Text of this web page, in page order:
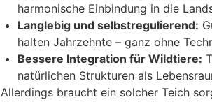
harmonische Einbindung in die
Langlebig und selbstregulierend:
halten Jahrzehnte – ganz ohne
Bessere Integration für Wildtiere:
natürlichen Strukturen als
Allerdings braucht ein solcher Teich